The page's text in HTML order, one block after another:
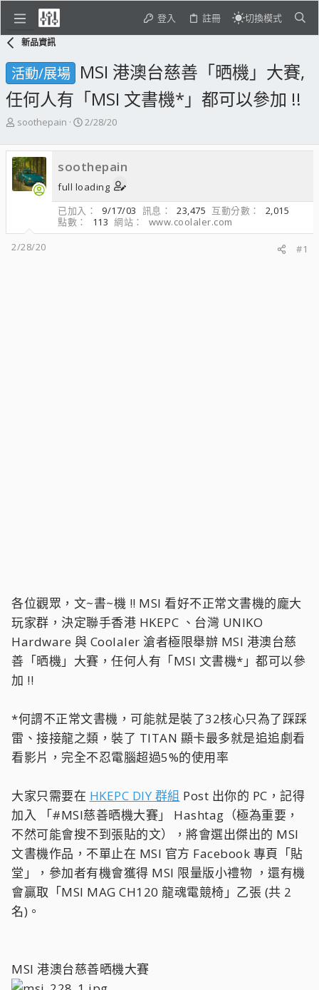
登入 註冊 切換模式
新品資訊
活動/展場 MSI 港澳台慈善「晒機」大賽,
任何人有「MSI 文書機*」都可以參加 !!
主
發
起
人
soothepain
開
日
期
2/28/20
soothepain
full loading
已加入
9/17/03 訊息 23,475 互動分數
2,015
點數
113 網站
www.coolaler.com
2/28/20
#1
各位觀眾，文~書~機 !! MSI 看好不正常文書機的龐大
玩家群，決定聯手香港 HKEPC 、台灣 UNIKO
Hardware 與 Coolaler 滄者極限舉辦 MSI 港澳台慈
善「晒機」大賽，任何人有「MSI 文書機*」都可以參
加 !!
*何謂不正常文書機，可能就是裝了32核心只為了踩踩
雷、接接龍之類，裝了 TITAN 顯卡最多就是追追劇看
看影片，完全不忍電腦超過5%的使用率
大家只需要在 HKEPC DIY 群組 Post 出你的 PC，記得
加入 「#MSI慈善晒機大賽」 Hashtag（極為重要，
不然可能會搜不到張貼的文），將會選出傑出的 MSI
文書機作品，不單止在 MSI 官方 Facebook 專頁「貼
堂」，參加者有機會獲得 MSI 限量版小禮物 ，還有機
會贏取「MSI MAG CH120 龍魂電競椅」乙張 (共 2
名)。
MSI 港澳台慈善晒機大賽